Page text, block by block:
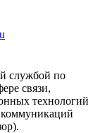
службой по
связи,
технологий